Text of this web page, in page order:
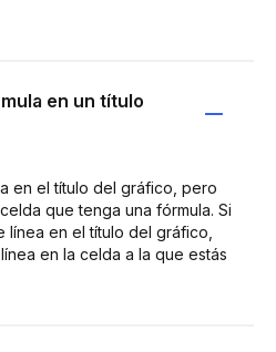
en un título
en el título del gráfico, pero
que tenga una fórmula. Si
línea en el título del gráfico,
en la celda a la que estás